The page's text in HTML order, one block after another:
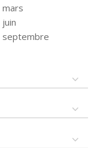
mars
juin
septembre